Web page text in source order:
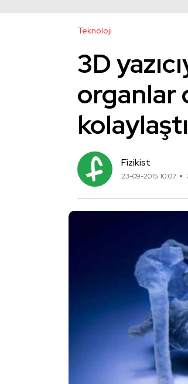
Teknoloji
3D
organlar
Fizikist
23-09-2015 10:07